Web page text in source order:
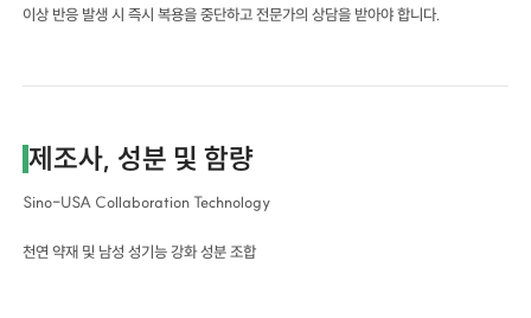
이상 반응 발생 시 즉시 복용을 중단하고 전문가의 상담을 받아야 합니다.
제조사, 성분 및 함량
Sino-USA Collaboration Technology
천연 약재 및 남성 성기능 강화 성분 조합